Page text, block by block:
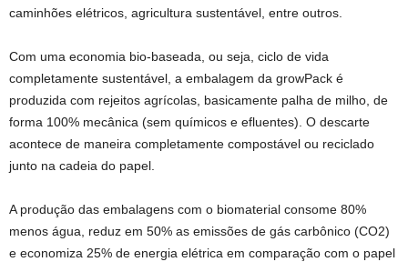
caminhões elétricos, agricultura sustentável, entre outros.
Com uma economia bio-baseada, ou seja, ciclo de vida
completamente sustentável, a embalagem da growPack é
produzida com rejeitos agrícolas, basicamente palha de milho, de
forma 100% mecânica (sem químicos e efluentes). O descarte
acontece de maneira completamente compostável ou reciclado
junto na cadeia do papel.
A produção das embalagens com o biomaterial consome 80%
menos água, reduz em 50% as emissões de gás carbônico (CO2)
e economiza 25% de energia elétrica em comparação com o papel